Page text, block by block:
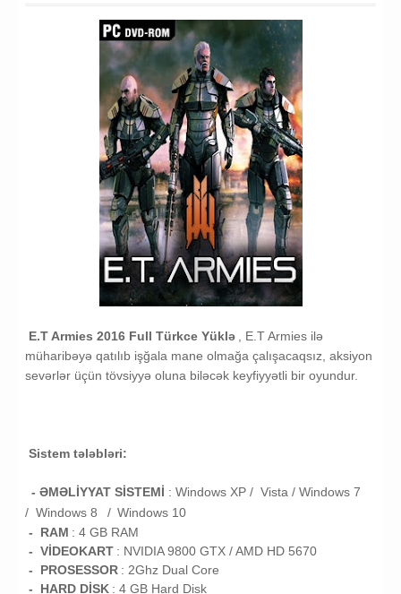
E.T Armies 2016 Full Türkce Yüklə , E.T Armies ilə
müharibəyə qatılıb işğala mane olmağa çalışacaqsız, aksiyon
sevərlər üçün tövsiyyə oluna biləcək keyfiyyətli bir oyundur.
Sistem tələbləri:
- ƏMƏLİYYAT SİSTEMİ : Windows XP / Vista / Windows 7
/ Windows 8 / Windows 10
- RAM : 4 GB RAM
- VİDEOKART : NVIDIA 9800 GTX / AMD HD 5670
- PROSESSOR : 2Ghz Dual Core
- HARD DİSK : 4 GB Hard Disk